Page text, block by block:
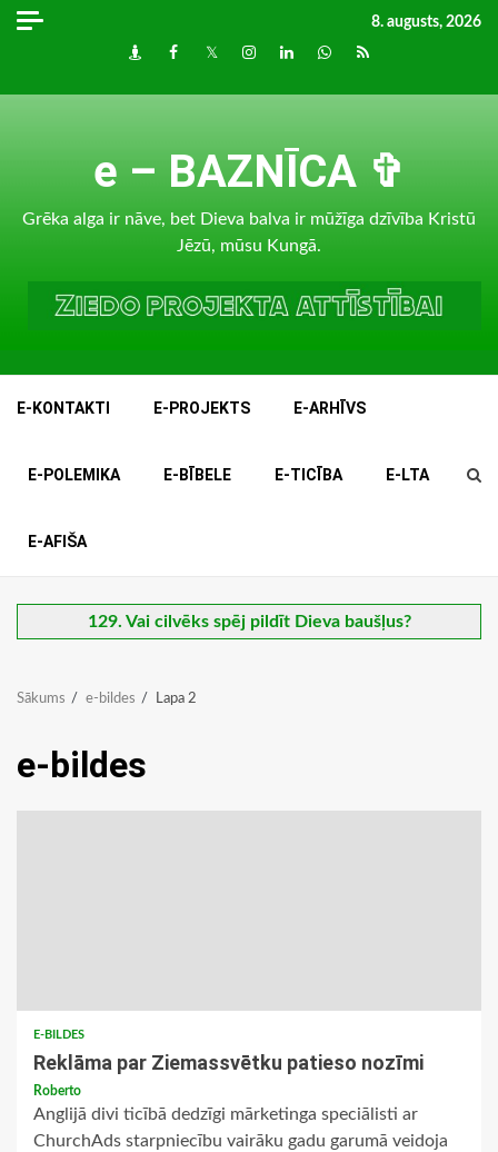
Skip
8. augusts, 2026
DraugiemFacebook
TwitterInstagram
LinkedInwhatsapp
RSS
e – BAZNĪCA ✞
Grēka alga ir nāve, bet Dieva balva ir mūžīga dzīvība Kristū
Jēzū, mūsu Kungā.
E-KONTAKTI E-PROJEKTS E-ARHĪVS
E-POLEMIKA E-BĪBELE E-TICĪBA E-LTA
E-AFIŠA
129. Vai cilvēks spēj pildīt Dieva baušļus?
Sākums e-bildes Lapa 2
e-bildes
E-BILDES
Reklāma par Ziemassvētku patieso nozīmi
Roberto
Anglijā divi ticībā dedzīgi mārketinga speciālisti ar
ChurchAds starpniecību vairāku gadu garumā veidoja